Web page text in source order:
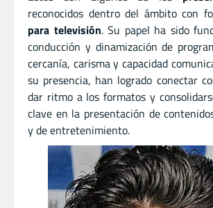
reconocidos dentro del ámbito con
para televisión. Su papel ha sido
conducción y dinamización de
cercanía, carisma y capacidad
su presencia, han logrado conectar
dar ritmo a los formatos y
clave en la presentación de
y de entretenimiento.